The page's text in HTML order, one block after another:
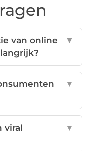
van online
▼
▼
viral
▼